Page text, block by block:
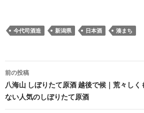
今代司酒造 新潟県 日本酒 湊まち
投
稿
ナ
前の投稿
八海山 しぼりたて原酒 越後で候｜荒々し
ない人気のしぼりたて原酒